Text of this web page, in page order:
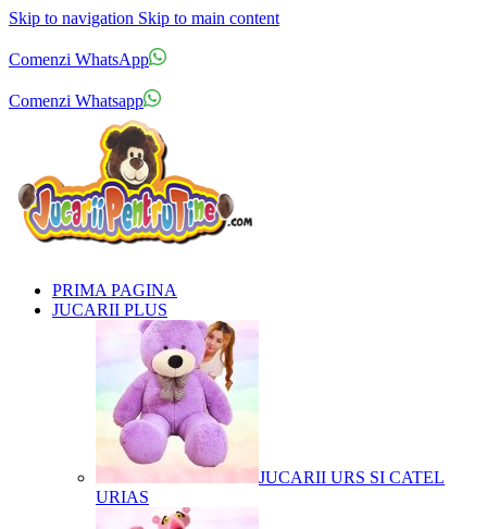
Skip to navigation Skip to main content
Comenzi WhatsApp
Comenzi Whatsapp
PRIMA PAGINA
JUCARII PLUS
JUCARII URS SI CATEL
URIAS